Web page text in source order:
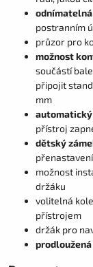
postranním
průzor pro
možnost
součástí
připojit
mm
přístroj
dětský
možnost
držáku
volitelná
přístrojem
držák pro